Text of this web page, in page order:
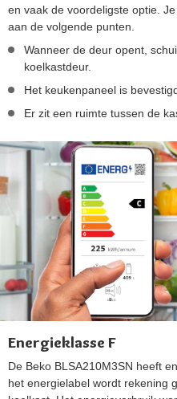
en vaak de voordeligste optie.
aan de volgende punten.
Wanneer de deur opent,
koelkastdeur.
Het keukenpaneel is
Er zit een ruimte tussen de
Energieklasse F
De Beko BLSA210M3SN heeft
het energielabel wordt rekening